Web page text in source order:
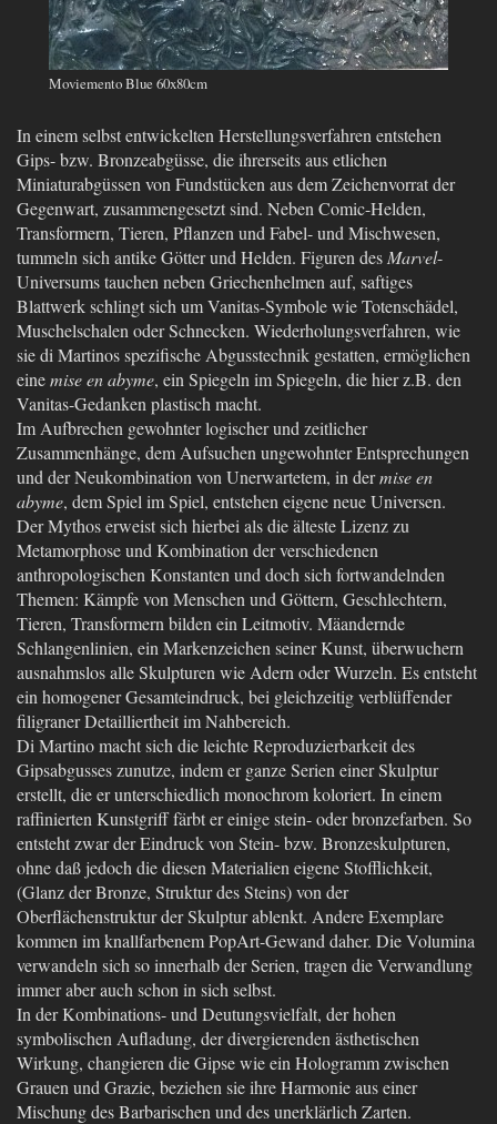
Moviemento Blue 60x80cm
In einem selbst entwickelten Herstellungsverfahren entstehen
Gips- bzw. Bronzeabgüsse, die ihrerseits aus etlichen
Miniaturabgüssen von Fundstücken aus dem Zeichenvorrat der
Gegenwart, zusammengesetzt sind. Neben Comic-Helden,
Transformern, Tieren, Pflanzen und Fabel- und Mischwesen,
tummeln sich antike Götter und Helden. Figuren des Marvel-
Universums tauchen neben Griechenhelmen auf, saftiges
Blattwerk schlingt sich um Vanitas-Symbole wie Totenschädel,
Muschelschalen oder Schnecken. Wiederholungsverfahren, wie
sie di Martinos spezifische Abgusstechnik gestatten, ermöglichen
einemise en abyme, ein Spiegeln im Spiegeln, die hier z.B. den
Vanitas-Gedanken plastisch macht.
Im Aufbrechen gewohnter logischer und zeitlicher
Zusammenhänge, dem Aufsuchen ungewohnter Entsprechungen
und der Neukombination von Unerwartetem, in dermise en
abyme, dem Spiel im Spiel, entstehen eigene neue Universen.
Der Mythos erweist sich hierbei als die älteste Lizenz zu
Metamorphose und Kombination der verschiedenen
anthropologischen Konstanten und doch sich fortwandelnden
Themen: Kämpfe von Menschen und Göttern, Geschlechtern,
Tieren, Transformern bilden ein Leitmotiv. Mäandernde
Schlangenlinien, ein Markenzeichen seiner Kunst, überwuchern
ausnahmslos alle Skulpturen wie Adern oder Wurzeln. Es entsteht
ein homogener Gesamteindruck, bei gleichzeitig verblüffender
filigraner Detailliertheit im Nahbereich.
Di Martino macht sich die leichte Reproduzierbarkeit des
Gipsabgusses zunutze, indem er ganze Serien einer Skulptur
erstellt, die er unterschiedlich monochrom koloriert. In einem
raffinierten Kunstgriff färbt er einige stein- oder bronzefarben. So
entsteht zwar der Eindruck von Stein- bzw. Bronzeskulpturen,
ohne daß jedoch die diesen Materialien eigene Stofflichkeit,
(Glanz der Bronze, Struktur des Steins) von der
Oberflächenstruktur der Skulptur ablenkt. Andere Exemplare
kommen im knallfarbenem PopArt-Gewand daher. Die Volumina
verwandeln sich so innerhalb der Serien, tragen die Verwandlung
immer aber auch schon in sich selbst.
In der Kombinations- und Deutungsvielfalt, der hohen
symbolischen Aufladung, der divergierenden ästhetischen
Wirkung, changieren die Gipse wie ein Hologramm zwischen
Grauen und Grazie, beziehen sie ihre Harmonie aus einer
Mischung des Barbarischen und des unerklärlich Zarten.